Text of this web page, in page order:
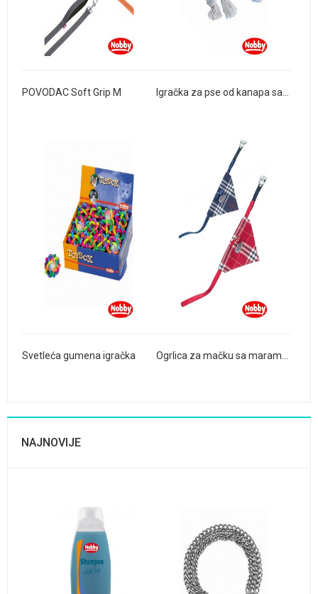
POVODAC Soft Grip M Igračka za pse od kanapa sa zvukom
Svetleća gumena igračka Ogrlica za mačku sa maramom
NAJNOVIJE